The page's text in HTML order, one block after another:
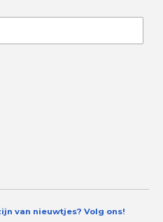
van nieuwtjes? Volg ons!